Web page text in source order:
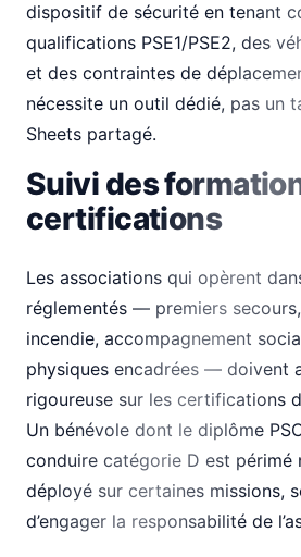
dispositif de sécurité en tenant
qualifications PSE1/PSE2, des
et des contraintes de
nécessite un outil dédié, pas un
Sheets partagé.
Suivi des
certifications
Les associations qui opèrent
réglementés — premiers
incendie, accompagnement
physiques encadrées — doivent
rigoureuse sur les certifications
Un bénévole dont le diplôme
conduire catégorie D est périmé
déployé sur certaines missions,
d’engager la responsabilité de